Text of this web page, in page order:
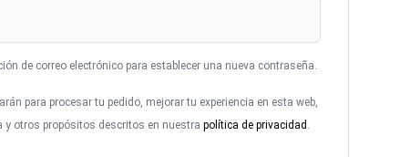
de correo electrónico para establecer una nueva contraseña.
para procesar tu pedido, mejorar tu experiencia en esta web,
y otros propósitos descritos en nuestrapolítica de privacidad